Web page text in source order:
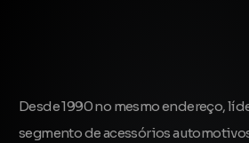
Desde 1990 no mesmo endereço,
segmento de acessórios